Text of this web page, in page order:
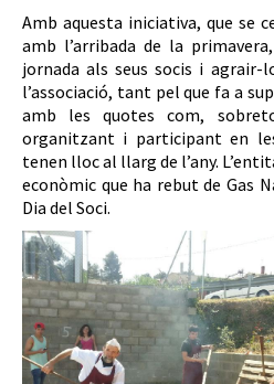
Amb aquesta iniciativa, que se
amb l’arribada de la
jornada als seus socis i agrair-
l’associació, tant pel que fa a
amb les quotes com,
organitzant i participant en
tenen lloc al llarg de l’any.
econòmic que ha rebut de Gas
Dia del Soci.